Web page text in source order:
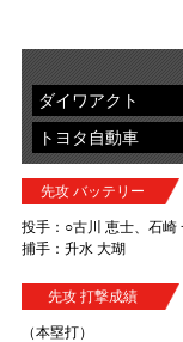
ダイワアクト
トヨタ自動車
先攻 バッテリー
投手：○古川 恵士、石崎
捕手：升水 大瑚
先攻 打撃成績
（本塁打）